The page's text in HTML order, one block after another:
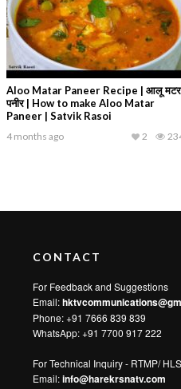
Aloo Matar Paneer Recipe | आलू मटर
पनीर | How to make Aloo Matar
Paneer | Satvik Rasoi
4 months ago 2
CONTACT
For Feedback and Suggestions
Email:
Phone: +91 7666 839 839
WhatsApp:+91 7700 917 222
For Technical Inquiry - RTMP/
Email:info@harekrsnatv.com